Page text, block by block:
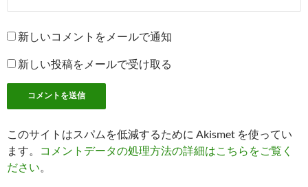
新しいコメントをメールで通知
新しい投稿をメールで受け取る
このサイトはスパムを低減するために Akismet を使ってい
ます。
コメントデータの処理方法の詳細はこちらをご覧く
ださい。